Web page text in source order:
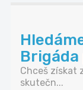
Chceš získat
skutečn...